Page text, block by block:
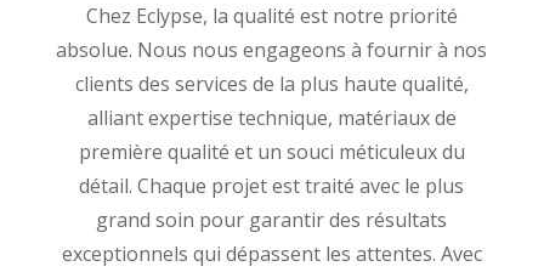
Chez Eclypse, la qualité est notre priorité
absolue. Nous nous engageons à fournir à nos
clients des services de la plus haute qualité,
alliant expertise technique, matériaux de
première qualité et un souci méticuleux du
détail. Chaque projet est traité avec le plus
grand soin pour garantir des résultats
exceptionnels qui dépassent les attentes. Avec